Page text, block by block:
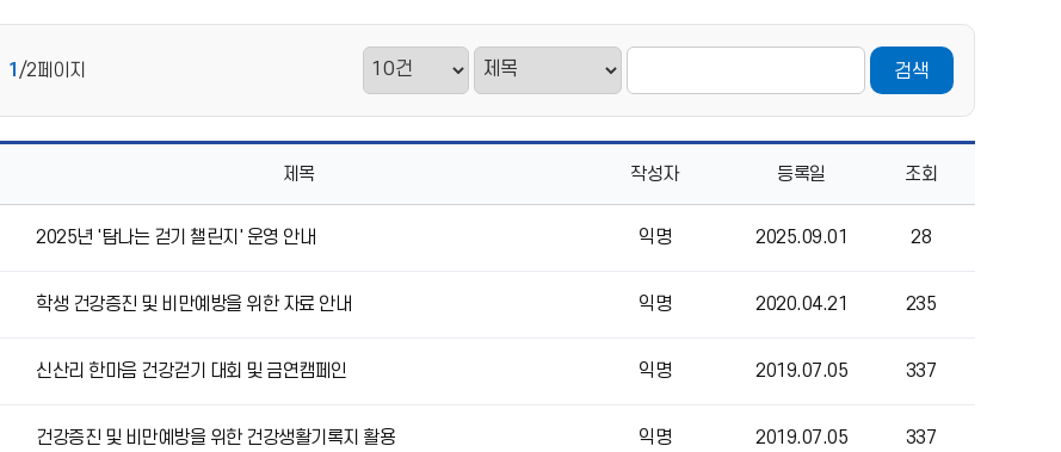
1 /2페이지 검색
제목 작성자 등록일 조회
2025년 '탐나는 걷기 챌린지' 운영 안내 익명 2025.09.01 28
학생 건강증진 및 비만예방을 위한 자료 안내 익명 2020.04.21 235
신산리 한마음 건강걷기 대회 및 금연캠페인 익명 2019.07.05 337
건강증진 및 비만예방을 위한 건강생활기록지 활용 익명 2019.07.05 337